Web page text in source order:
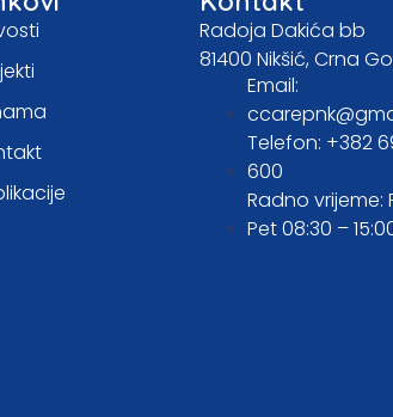
Radoja Dakića bb
81400 Nikšić, Crna
Email:
Telefon: +382
600
Radno vrijeme:
Pet 08:30 –